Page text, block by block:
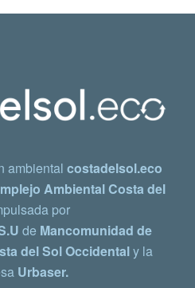
ambiental costadelsol.eco
Ambiental Costa del
por
de Mancomunidad de
del Sol Occidentaly la
Urbaser.